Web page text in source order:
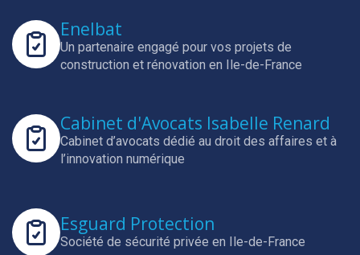
Enelbat
Un partenaire engagé pour vos projets de
construction et rénovation en Ile-de-France
Cabinet d'Avocats Isabelle Renard
Cabinet d’avocats dédié au droit des affaires et à
l’innovation numérique
Esguard Protection
Société de sécurité privée en Ile-de-France